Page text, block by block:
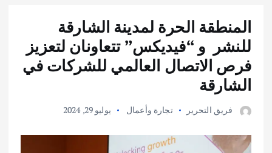
المنطقة الحرة لمدينة الشارقة
للنشر و “فيديكس” تتعاونان لتعزيز
فرص الاتصال العالمي للشركات في
الشارقة
فريق التحرير تجارة وأعمال يوليو 29, 2024